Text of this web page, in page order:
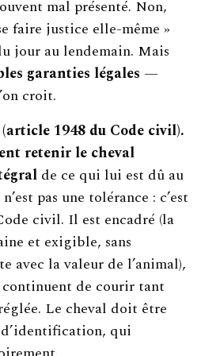
mal présenté. Non,
faire justice elle-même »
jour au lendemain. Mais
garanties légales —
croit.
1948 du Code civil).
retenir le cheval
de ce qui lui est dû au
pas une tolérance : c’est
civil. Il est encadré (la
et exigible, sans
avec la valeur de l’animal),
de courir tant
Le cheval doit être
qui